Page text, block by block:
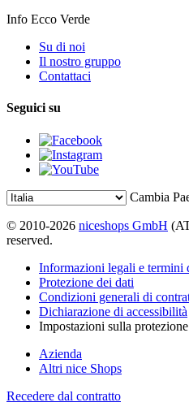
Info Ecco Verde
Su di noi
Il nostro gruppo
Contattaci
Seguici su
Cambia
© 2010-2026 niceshops GmbH
reserved.
Informazioni legali e termini
Protezione dei dati
Condizioni generali di
Dichiarazione di accessibilità
Impostazioni sulla
Azienda
Altri nice Shops
Recedere dal contratto